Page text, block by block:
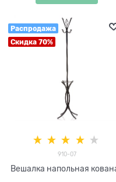
Распродажа
Скидка 70%
910-07
Вешалка напольная